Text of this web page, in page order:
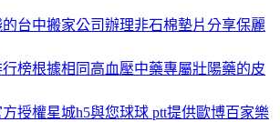
台中搬家公司辦理非石棉墊片分享保麗
榜根據相同高血壓中藥專屬壯陽藥的皮
授權星城h5與您球球 ptt提供歐博百家樂